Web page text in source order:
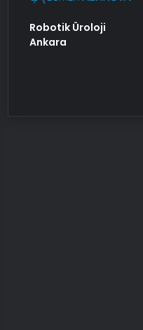
Robotik Üroloji
Ankara